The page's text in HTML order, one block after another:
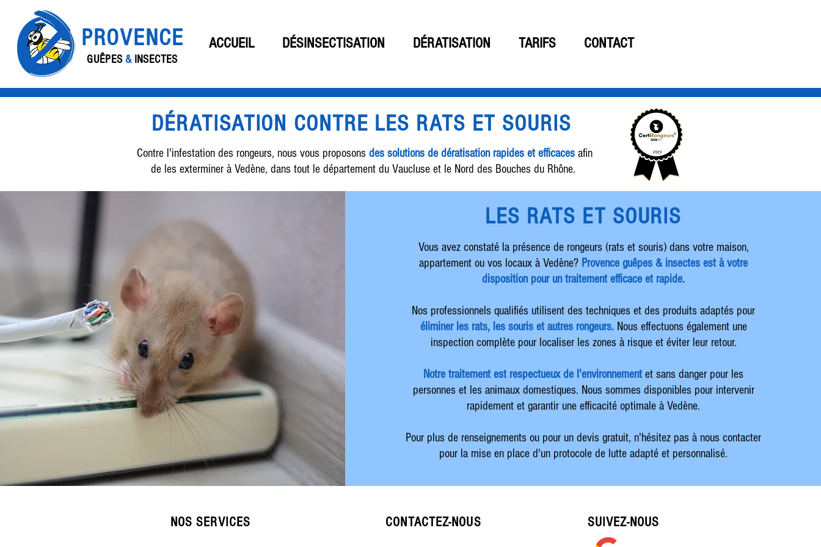
PROVENCE
GUÊPES& INSECTES
ACCUEIL DÉSINSECTISATION DÉRATISATION TARIFS CONTACT
DÉRATISATION CONTRE LES RATS ET SOURIS
Contre l'infestation des rongeurs, nous vous proposons des solutions de dératisation rapides et efficaces afin
de les exterminer à Vedène, dans tout le département du Vaucluse et le Nord des Bouches du Rhône.
LES RATS ET SOURIS
Vous avez constaté la présence de rongeurs (rats et souris) dans votre maison,
appartement ou vos locaux à Vedène? Provence guêpes & insectes est à votre
disposition pour un traitement efficace et rapide.
Nos professionnels qualifiés utilisent des techniques et des produits adaptés pour
éliminer les rats, les souris et autres rongeurs.Nous effectuons également une
inspection complète pour localiser les zones à risque et éviter leur retour.
Notre traitement est respectueux de l'environnementet sans danger pour les
personnes et les animaux domestiques. Nous sommes disponibles pour intervenir
rapidement et garantir une efficacité optimale à Vedène.
Pour plus de renseignements ou pour un devis gratuit, n'hésitez pas à nous contacter
pour la mise en place d'un protocole de lutte adapté et personnalisé.
NOS SERVICES CONTACTEZ-NOUS SUIVEZ-NOUS